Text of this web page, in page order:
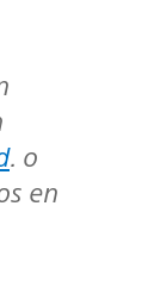
. o
en